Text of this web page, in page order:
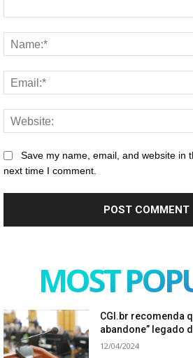
Save my name, email, and website in
next time I comment.
MOST
CGI.br recomenda
abandone” legado
12/04/2024